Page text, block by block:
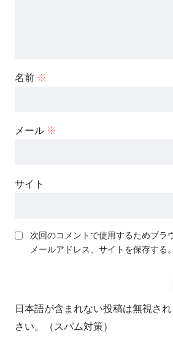
名前 ※
メール ※
サイト
次回のコメントで使用するためブラ
メールアドレス、サイトを保存する。
日本語が含まれない投稿は無視さ
さい。（スパム対策）